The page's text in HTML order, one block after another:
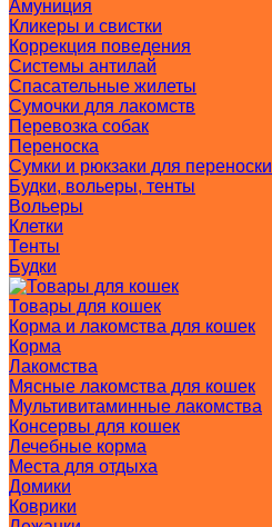
Амуниция
Кликеры и свистки
Коррекция поведения
Системы антилай
Спасательные жилеты
Сумочки для лакомств
Перевозка собак
Переноска
Сумки и рюкзаки для переноски
Будки, вольеры, тенты
Вольеры
Клетки
Тенты
Будки
Товары для кошек
Корма и лакомства для кошек
Корма
Лакомства
Мясные лакомства для кошек
Мультивитаминные лакомства
Консервы для кошек
Лечебные корма
Места для отдыха
Домики
Коврики